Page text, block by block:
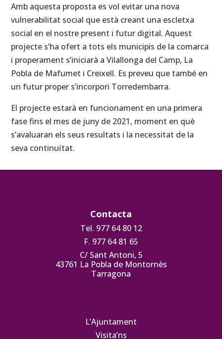
Amb aquesta proposta es vol evitar una nova
vulnerabilitat social que està creant una escletxa
social en el nostre present i futur digital. Aquest
projecte s’ha ofert a tots els municipis de la comarca
i properament s’iniciarà a Vilallonga del Camp, La
Pobla de Mafumet i Creixell. Es preveu que també en
un futur proper s’incorpori Torredembarra.
El projecte estarà en funcionament en una primera
fase fins el mes de juny de 2021, moment en què
s’avaluaran els seus resultats i la necessitat de la
seva continuïtat.
Contacta
Tel. 977 64 80 12
F. 977 64 81 65
C/ Sant Antoni, 5
43761 La Pobla de Montornès
Tarragona
L’Ajuntament
Visita’ns